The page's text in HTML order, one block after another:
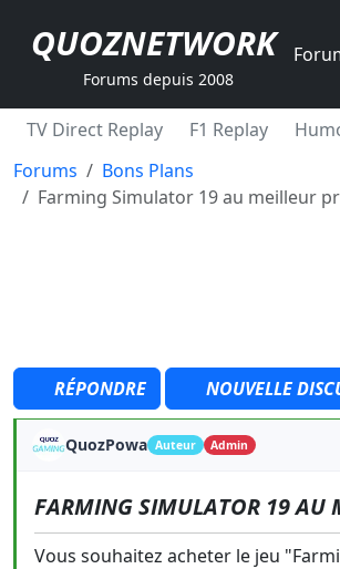
QUOZNETWORK
Forums depuis 2008
TV Direct Replay F1 Replay
Forums
Bons Plans
Farming Simulator 19 au meilleur
RÉPONDRE NOUVELLE
QuozPowa Auteur Admin
FARMING SIMULATOR 19 AU
Vous souhaitez acheter le jeu